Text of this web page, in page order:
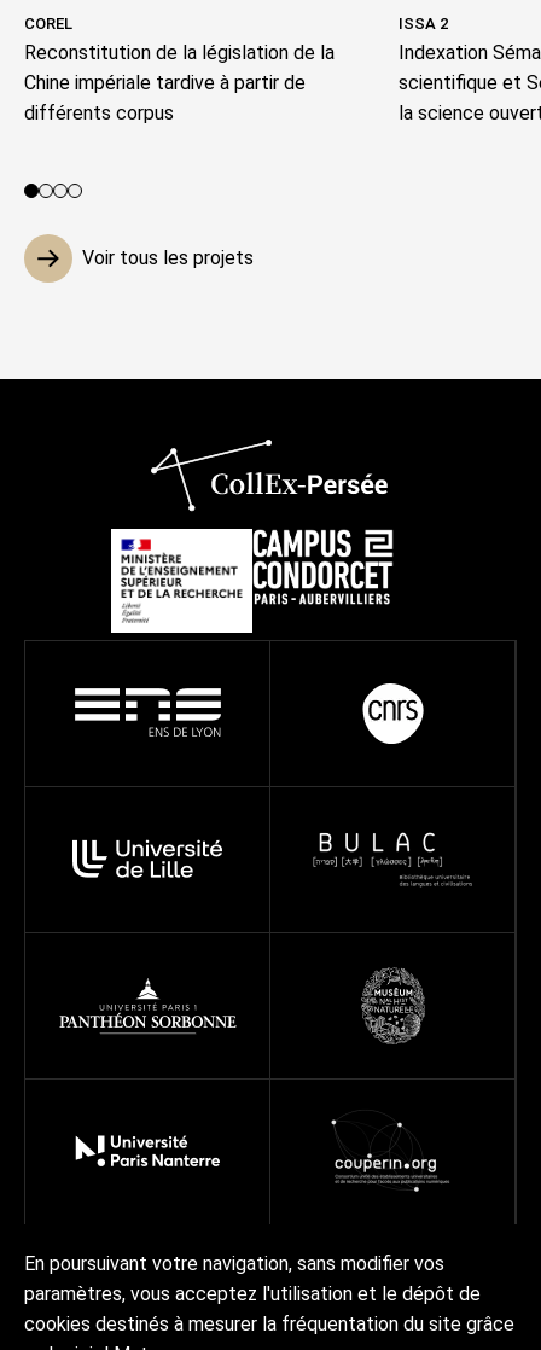
Voir tous les projets
COREL
Reconstitution de la législation de la
Chine impériale tardive à partir de
différents corpus
ISSA 2
Indexation
scientifique et
la science
Voir le projet 1
Voir le projet 2
Voir le projet 3
Voir le projet 4
À proposProgrammesRéseauProjets Ressources
Actualités | AgendaContact Collex-Persée
En poursuivant votre navigation, sans modifier vos
paramètres, vous acceptez l'utilisation et le dépôt de
cookies destinés à mesurer la fréquentation du site grâce